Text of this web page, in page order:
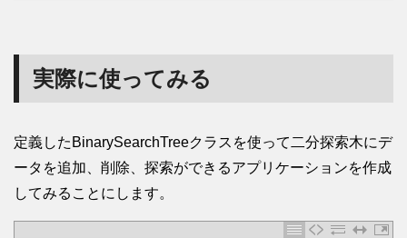
実際に使ってみる
定義したBinarySearchTreeクラスを使って二分探索木にデ
ータを追加、削除、探索ができるアプリケーションを作成
してみることにします。